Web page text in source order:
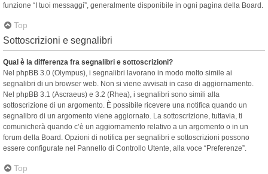
funzione “I tuoi messaggi”, generalmente disponibile in ogni pagina della Board.
Top
Sottoscrizioni e segnalibri
Qual è la differenza fra segnalibri e sottoscrizioni?
Nel phpBB 3.0 (Olympus), i segnalibri lavorano in modo molto simile ai
segnalibri di un browser web. Non si viene avvisati in caso di aggiornamento.
Nel phpBB 3.1 (Ascraeus) e 3.2 (Rhea), i segnalibri sono simili alla
sottoscrizione di un argomento. È possibile ricevere una notifica quando un
segnalibro di un argomento viene aggiornato. La sottoscrizione, tuttavia, ti
comunicherà quando c’è un aggiornamento relativo a un argomento o in un
forum della Board. Opzioni di notifica per segnalibri e sottoscrizioni possono
essere configurate nel Pannello di Controllo Utente, alla voce “Preferenze”.
Top